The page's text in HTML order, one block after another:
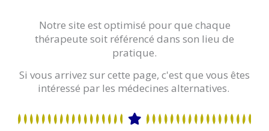
Notre site est optimisé pour que chaque
thérapeute soit référencé dans son lieu de
pratique.
Si vous arrivez sur cette page, c'est que vous êtes
intéressé par les médecines alternatives.